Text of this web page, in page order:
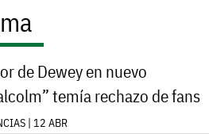
de Dewey en nuevo
temía rechazo de fans
| 12 ABR